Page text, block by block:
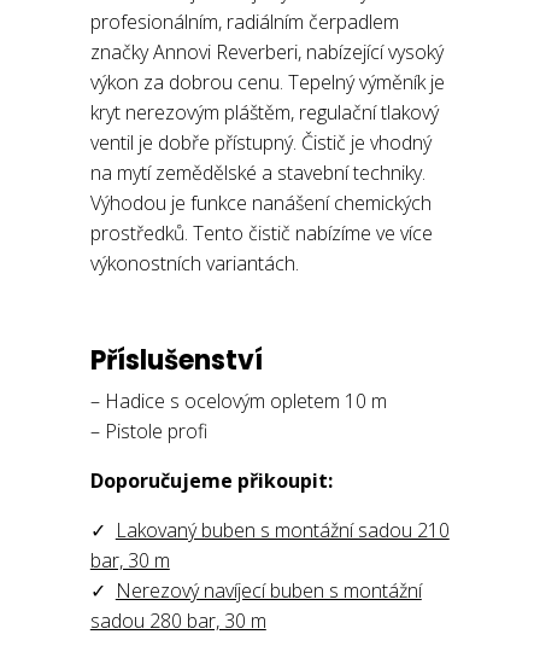
profesionálním, radiálním čerpadlem
značky Annovi Reverberi, nabízející vysoký
výkon za dobrou cenu. Tepelný výměník je
kryt nerezovým pláštěm, regulační tlakový
ventil je dobře přístupný. Čistič je vhodný
na mytí zemědělské a stavební techniky.
Výhodou je funkce nanášení chemických
prostředků. Tento čistič nabízíme ve více
výkonostních variantách.
Příslušenství
– Hadice s ocelovým opletem 10 m
– Pistole profi
Doporučujeme přikoupit:
✓ Lakovaný buben s montážní sadou 210
bar, 30 m
✓ Nerezový navíjecí buben s montážní
sadou 280 bar, 30 m